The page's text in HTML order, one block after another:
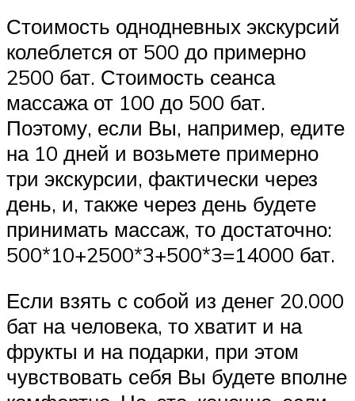
Стоимость однодневных экскурсий
колеблется от 500 до примерно
2500 бат. Стоимость сеанса
массажа от 100 до 500 бат.
Поэтому, если Вы, например, едите
на 10 дней и возьмете примерно
три экскурсии, фактически через
день, и, также через день будете
принимать массаж, то достаточно:
500*10+2500*3+500*3=14000 бат.
Если взять с собой из денег 20.000
бат на человека, то хватит и на
фрукты и на подарки, при этом
чувствовать себя Вы будете вполне